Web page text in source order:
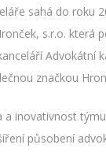
sahá do roku
s.r.o. která
Advokátní
značkou
inovativnost
působení